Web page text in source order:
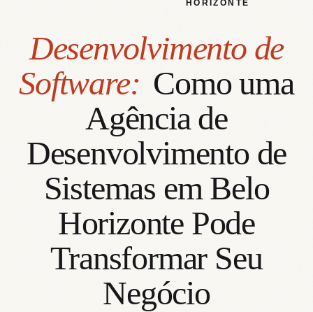
HORIZONTE
Desenvolvimento de
Software: Como uma
Agência de
Desenvolvimento de
Sistemas em Belo
Horizonte Pode
Transformar Seu
Negócio